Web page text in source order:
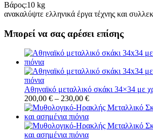
Βάρος:10 kg
ανακαλύψτε ελληνικά έργα τέχνης και
Μπορεί να σας αρέσει επίσης
Αθηναϊκό μεταλλικό σκάκι 34×34 με
200,00 € – 230,00 €